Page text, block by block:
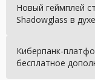
Новый геймплей
Shadowglass в
Киберпанк-
бесплатное